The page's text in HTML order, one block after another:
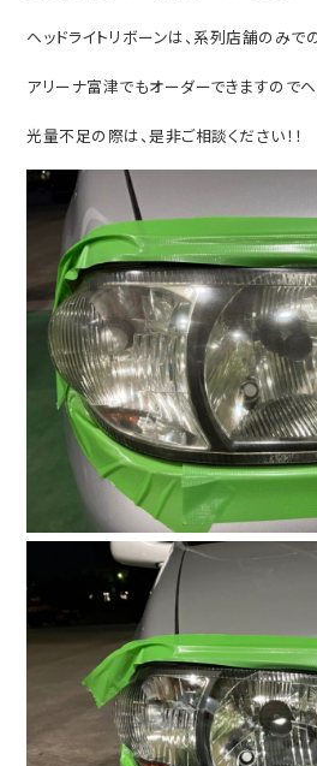
ヘッドライトリボーンは、系列店舗のみで
アリーナ富津でもオーダーできますので
光量不足の際は、是非ご相談ください！！